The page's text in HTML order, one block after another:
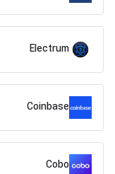
Electrum
Coinbase
Cobo